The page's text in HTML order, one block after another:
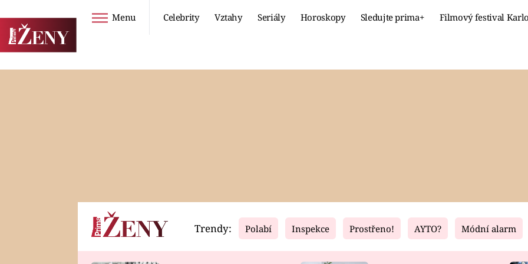
Menu Celebrity Vztahy Seriály Horoskopy Sledujte prima+ Filmový festival
Horoskopy Video Fresh Living
Trendy: Polabí Inspekce Prostřeno! AYTO? Módní alarm